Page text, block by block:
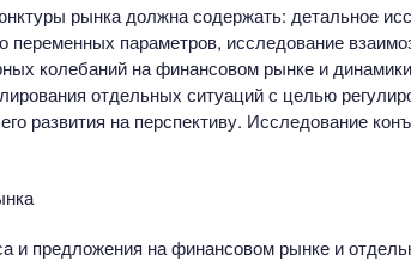
рынка должна содержать: детальное
переменных параметров, исследование
колебаний на финансовом рынке и
отдельных ситуаций с целью
развития на перспективу. Исследование
и предложения на финансовом рынке и